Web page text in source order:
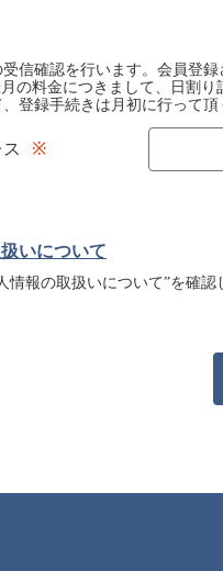
信確認を行います。会員登
の料金につきまして、日割り
登録手続きは月初に行って頂
いについて
情報の取扱いについて”を確認